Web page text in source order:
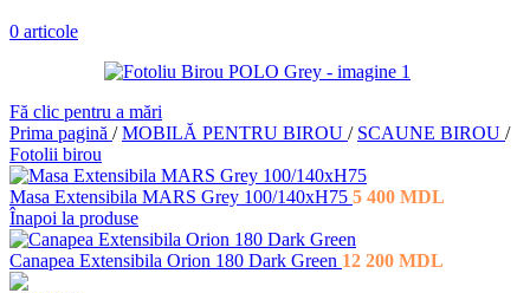
0 articole
Fă clic pentru a mări
Prima pagină / MOBILĂ PENTRU BIROU / SCAUNE BIROU /
Fotolii birou
Masa Extensibila MARS Grey 100/140xH75 5 400 MDL
Înapoi la produse
Canapea Extensibila Orion 180 Dark Green 12 200 MDL